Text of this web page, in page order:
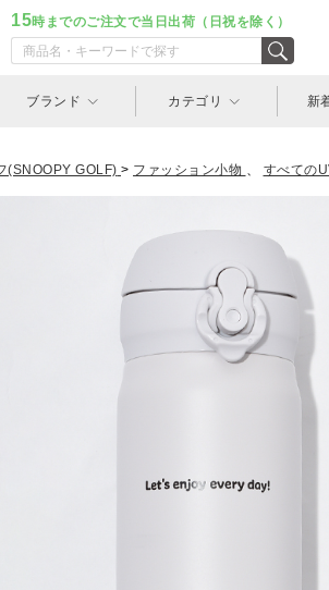
15時までのご注文で当日出荷（日祝を除く）
ブランド カテゴリ 新
(SNOOPY GOLF) > ファッション小物 、 すべての